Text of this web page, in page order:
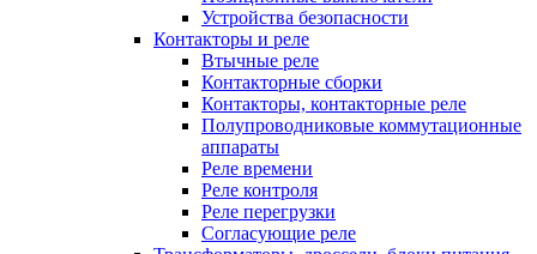
Устройства безопасности
Контакторы и реле
Втычные реле
Контакторные сборки
Контакторы, контакторные реле
Полупроводниковые коммутационные
аппараты
Реле времени
Реле контроля
Реле перегрузки
Согласующие реле